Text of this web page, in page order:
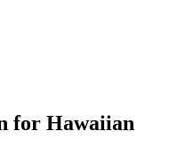
for Hawaiian